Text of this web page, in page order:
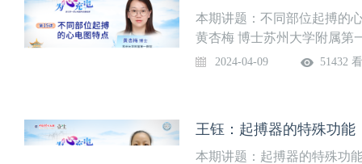
本期讲题：不同部位起搏的
黄杏梅 博士苏州大学附属第
2024-04-09 51432
王钰：起搏器的特殊功能
本期讲题：起搏器的特殊功